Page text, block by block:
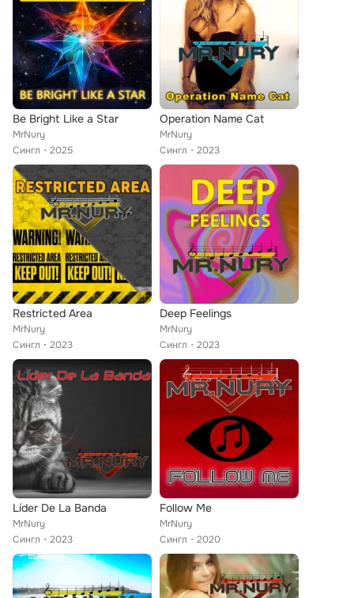
Be Bright Like a Star
MrNury
Сингл
2025
Operation Name Cat
MrNury
Сингл
2023
Restricted Area
MrNury
Сингл
2023
Deep Feelings
MrNury
Сингл
2023
Líder De La Banda
MrNury
Сингл
2023
Follow Me
MrNury
Сингл
2020